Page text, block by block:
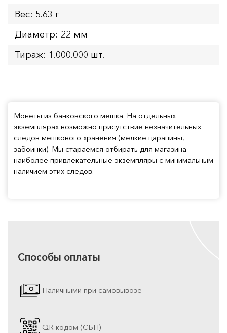
Вес: 5.63 г
Диаметр: 22 мм
Тираж: 1.000.000 шт.
Монеты из банковского мешка. На отдельных
экземплярах возможно присутствие незначительных
следов мешкового хранения (мелкие царапины,
забоинки). Мы стараемся отбирать для магазина
наиболее привлекательные экземпляры с минимальным
наличием этих следов.
Способы оплаты
Наличными при самовывозе
QR кодом (СБП)